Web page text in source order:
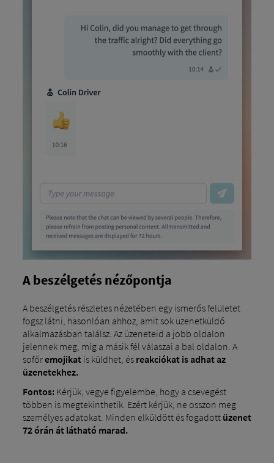
A beszélgetés nézőpontja
A beszélgetés részletes nézetében egy ismerős felületet
fogsz látni, hasonlóan ahhoz, amit sok üzenetküldő
alkalmazásban találsz. Az üzeneteid a jobb oldalon
jelennek meg, míg a másik fél válaszai a bal oldalon. A
sofőremojikatis küldhet, és reakciókat is adhat az
üzenetekhez.
Fontos:Kérjük, vegye figyelembe, hogy a csevegést
többen is megtekinthetik. Ezért kérjük, ne osszon meg
személyes adatokat. Minden elküldött és fogadott üzenet
72 órán át látható marad.